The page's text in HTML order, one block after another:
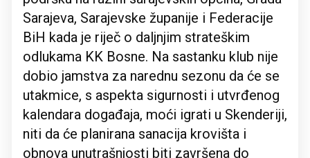
Sarajeva, Sarajevske županije i Federacije
BiH kada je riječ o daljnjim strateškim
odlukama KK Bosne. Na sastanku klub nije
dobio jamstva za narednu sezonu da će se
utakmice, s aspekta sigurnosti i utvrđenog
kalendara događaja, moći igrati u Skenderiji,
niti da će planirana sanacija krovišta i
obnova unutrašnjosti biti završena do